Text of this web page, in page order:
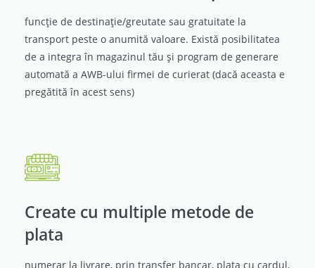
funcție de destinație/greutate sau gratuitate la
transport peste o anumită valoare. Există posibilitatea
de a integra în magazinul tău și program de generare
automată a AWB-ului firmei de curierat (dacă aceasta e
pregătită în acest sens)
Create cu multiple metode de
plata
numerar la livrare, prin transfer bancar, plata cu cardul,